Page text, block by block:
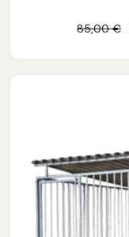
85,00 €